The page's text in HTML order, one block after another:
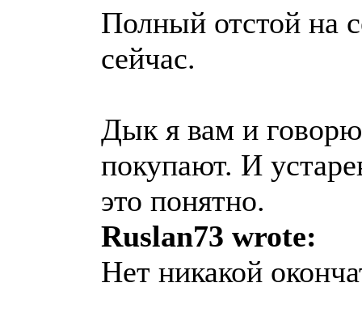
Полный отстой на
сейчас.
Дык я вам и
покупают. И
это понятно.
Ruslan73 wrote:
Нет никакой